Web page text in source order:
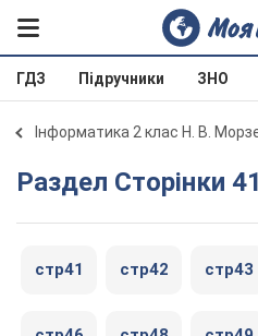
ГДЗ Підручники ЗНО
Інформатика 2 клас Н. В.
Раздел Сторінки
стр41 стр42 стр43